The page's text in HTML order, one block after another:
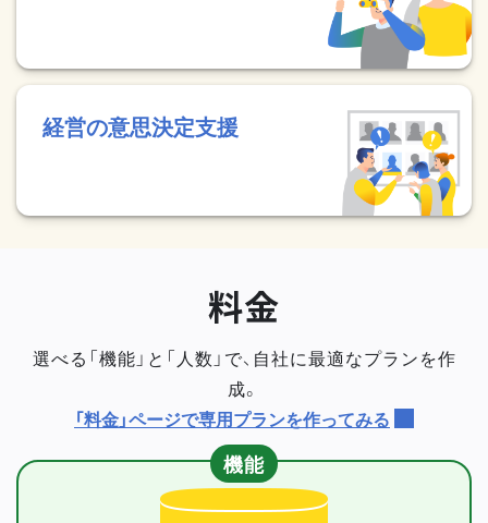
経営の意思決定支援
料金
選べる「機能」と「人数」で、自社に最適なプランを作
成。
「料金」ページで専用プランを作ってみる
機能